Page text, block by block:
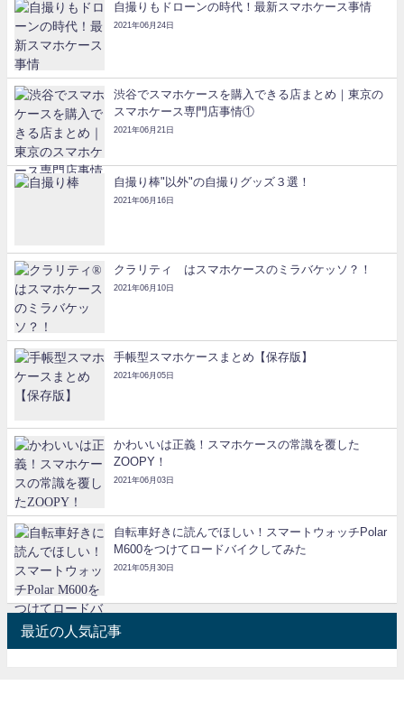
自撮りもドローンの時代！最新スマホケース事情
2021年06月24日
渋谷でスマホケースを購入できる店まとめ｜東京の
スマホケース専門店事情①
2021年06月21日
自撮り棒"以外"の自撮りグッズ３選！
2021年06月16日
クラリティ®はスマホケースのミラバケッソ？！
2021年06月10日
手帳型スマホケースまとめ【保存版】
2021年06月05日
かわいいは正義！スマホケースの常識を覆した
ZOOPY！
2021年06月03日
自転車好きに読んでほしい！スマートウォッチPolar
M600をつけてロードバイクしてみた
2021年05月30日
最近の人気記事